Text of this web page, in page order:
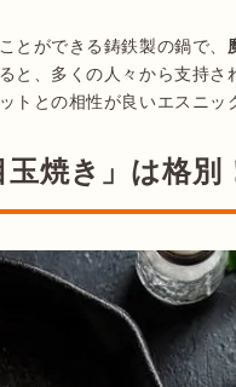
とができる鋳鉄製の鍋で、
と、多くの人々から支持さ
焼き」は格別